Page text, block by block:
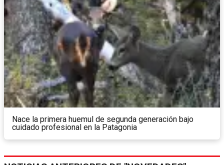
Nace la primera huemul de segunda generación bajo
cuidado profesional en la Patagonia